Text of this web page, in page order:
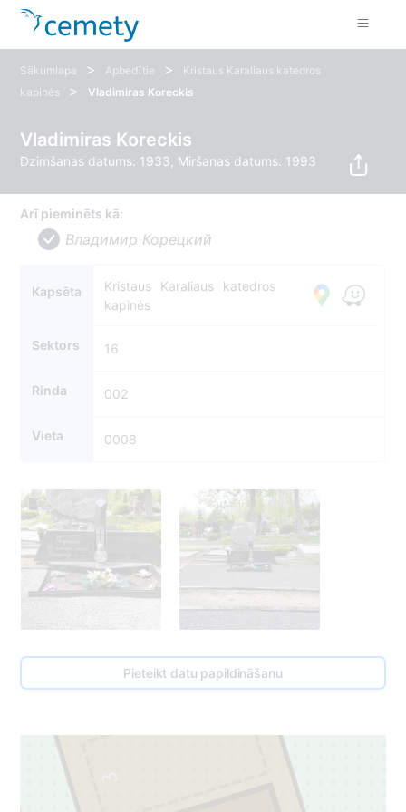
Sākumlapa > Apbedītie >
Kristaus Karaliaus katedros
kapinės
> Vladimiras Koreckis
Vladimiras Koreckis
Dzimšanas datums: 1933, Miršanas datums: 1993
Arī pieminēts kā:
Владимир Корецкий
Kapsēta
Kristaus Karaliaus katedros
kapinės
Sektors 16
Rinda 002
Vieta 0008
Pieteikt datu papildināšanu
3